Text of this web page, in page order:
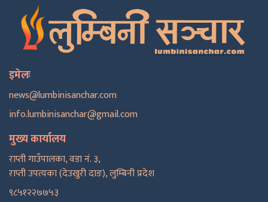
इमेलः
news@lumbinisanchar.com
info.lumbinisanchar@gmail.com
मुख्य कार्यालय
राप्ती गाउँपालका, वडा नं. ३,
राप्ती उपत्यका (देउखुरी दाङ), लुम्बिनी प्रदेश
९८५१२२७७५३